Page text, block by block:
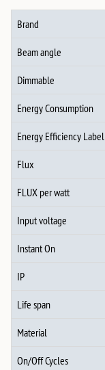
270°
AC220-
240V
3000K
количина
Brand
Beam angle
Dimmable
Energy Consumption
Energy Efficiency Label
Flux
FLUX per watt
Input voltage
Instant On
IP
Life span
Material
On/Off Cycles